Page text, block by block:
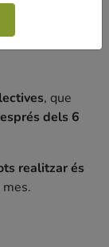
, que
dels 6
realitzar és